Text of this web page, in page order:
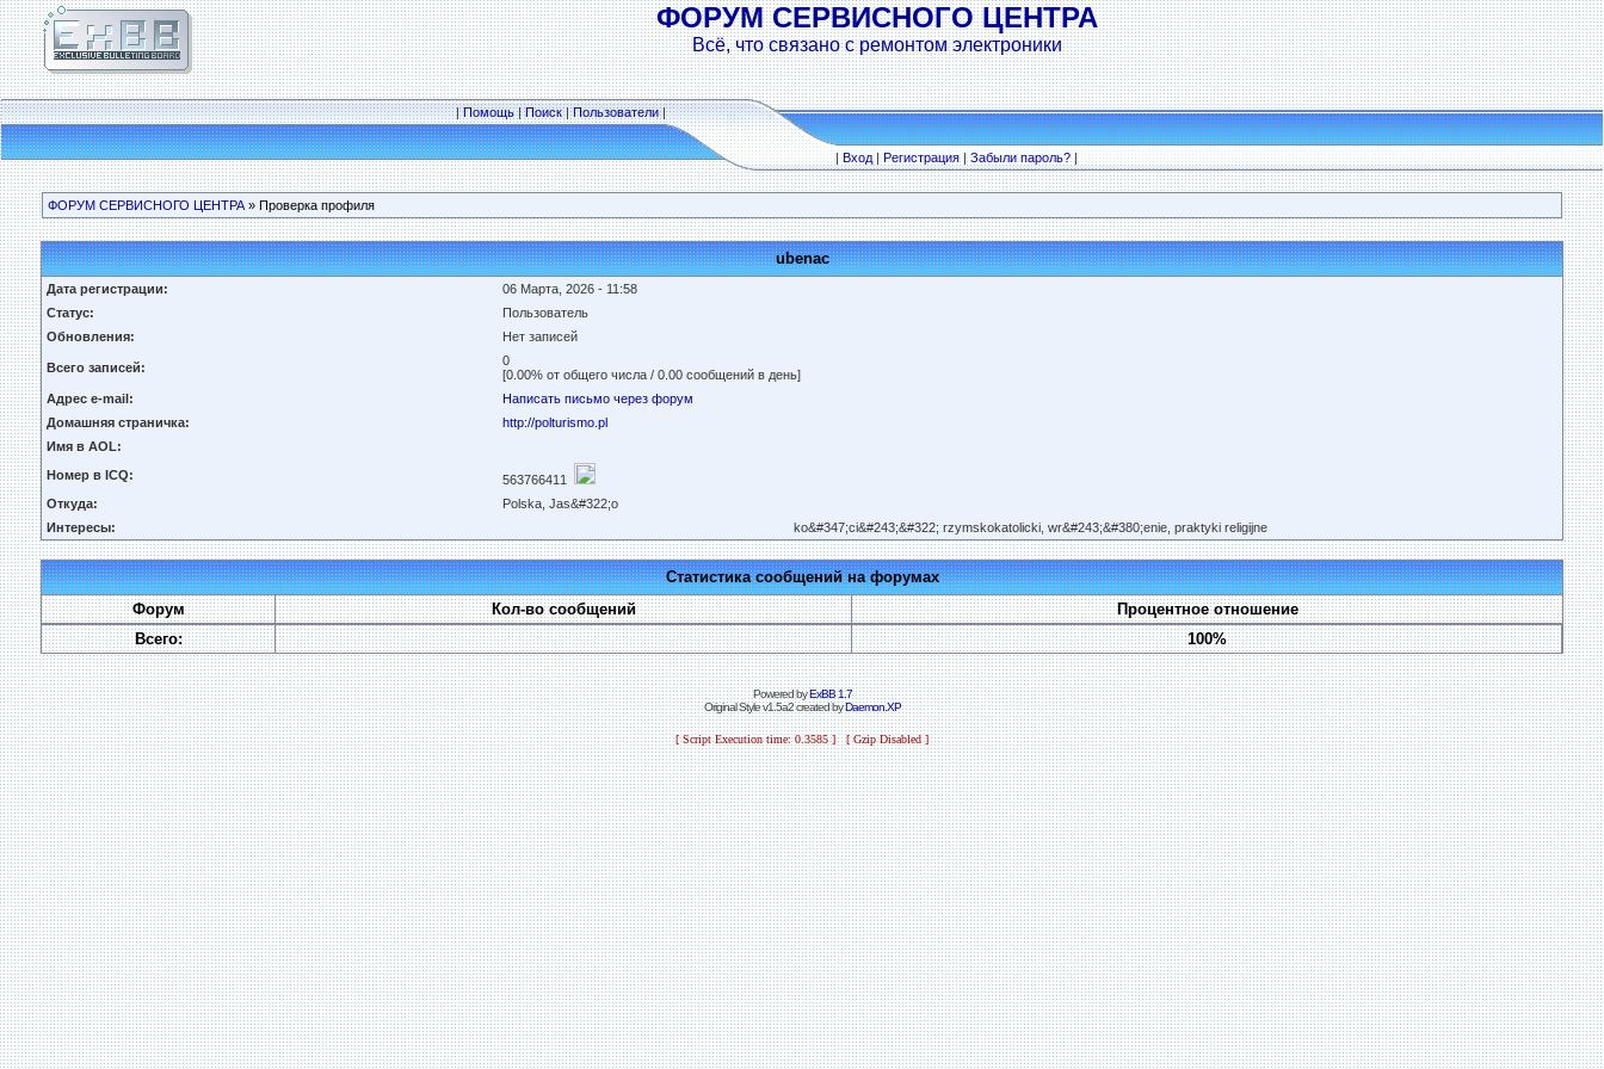
ФОРУМ СЕРВИСНОГО ЦЕНТРА
Всё, что связано с ремонтом электроники
|Помощь|Поиск|Пользователи|
|Вход|Регистрация|Забыли пароль?|
ФОРУМ СЕРВИСНОГО ЦЕНТРА » Проверка профиля
ubenac
Дата регистрации:
06 Марта, 2026 - 11:58
Статус:
Пользователь
Обновления:
Нет записей
Всего записей:
0
[0.00% от общего числа / 0.00 сообщений в день]
Адрес e-mail:
Написать письмо через форум
Домашняя страничка:
http://polturismo.pl
Имя в AOL:
Номер в ICQ:
563766411
Откуда:
Polska, Jas&#322;o
Интересы:
ko&#347;ci&#243;&#322; rzymskokatolicki, wr&#243;&#380;enie, praktyki religijne
Статистика сообщений на форумах
Форум
Кол-во сообщений
Процентное отношение
Всего:
100%
Powered byExBB 1.7
Original Style v1.5a2 created byDaemon.XP
[ Script Execution time: 0.3585 ] [ Gzip Disabled ]